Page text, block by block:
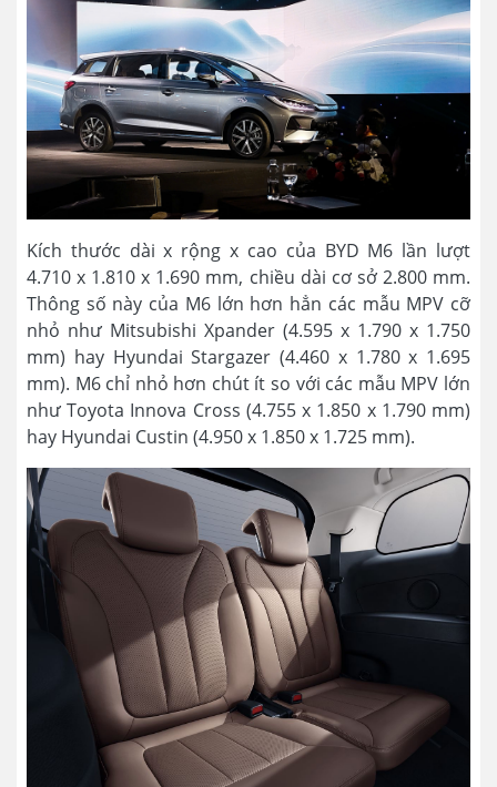
Kích thước dài x rộng x cao của BYD M6 lần lượt
4.710 x 1.810 x 1.690 mm, chiều dài cơ sở 2.800 mm.
Thông số này của M6 lớn hơn hẳn các mẫu MPV cỡ
nhỏ như Mitsubishi Xpander (4.595 x 1.790 x 1.750
mm) hay Hyundai Stargazer (4.460 x 1.780 x 1.695
mm). M6 chỉ nhỏ hơn chút ít so với các mẫu MPV lớn
như Toyota Innova Cross (4.755 x 1.850 x 1.790 mm)
hay Hyundai Custin (4.950 x 1.850 x 1.725 mm).